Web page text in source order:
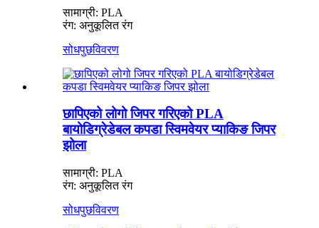
सामाग्री: PLA
रंग: अनुकूलित रंग
सोधपुछविवरण
छापिएको लोगो जिपर गरिएको PLA
बायोडिग्रेडेबल कपडा स्विमवेयर प्याकिङ जिपर
झोला
सामाग्री: PLA
रंग: अनुकूलित रंग
सोधपुछविवरण